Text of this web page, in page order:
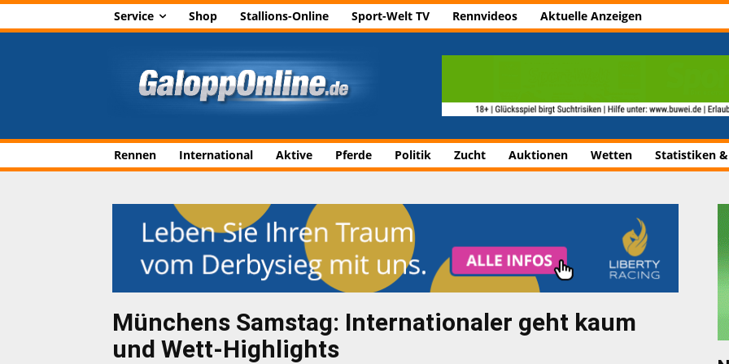
Service Shop Stallions-Online Sport-Welt TV Rennvideos Aktuelle Anzeigen
Rennen International Aktive Pferde Politik Zucht Auktionen Wetten Statistiken
Münchens Samstag: Internationaler geht kaum
und Wett-Highlights